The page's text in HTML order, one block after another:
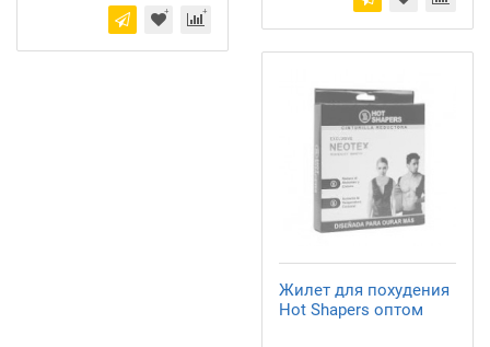
Жилет для похудения
Hot Shapers оптом